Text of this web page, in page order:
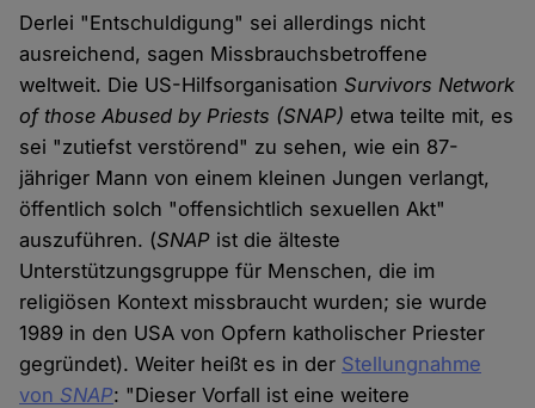
Derlei "Entschuldigung" sei allerdings nicht
ausreichend, sagen Missbrauchsbetroffene
weltweit. Die US-HilfsorganisationSurvivors Network
of those Abused by Priests (SNAP) etwa teilte mit, es
sei "zutiefst verstörend" zu sehen, wie ein 87-
jähriger Mann von einem kleinen Jungen verlangt,
öffentlich solch "offensichtlich sexuellen Akt"
auszuführen. (SNAP ist die älteste
Unterstützungsgruppe für Menschen, die im
religiösen Kontext missbraucht wurden; sie wurde
1989 in den USA von Opfern katholischer Priester
gegründet). Weiter heißt es in der Stellungnahme
von SNAP: "Dieser Vorfall ist eine weitere